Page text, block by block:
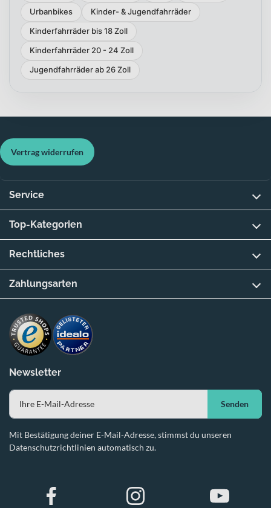
Urbanbikes
Kinder- & Jugendfahrräder
Kinderfahrräder bis 18 Zoll
Kinderfahrräder 20 - 24 Zoll
Jugendfahrräder ab 26 Zoll
Newsletter
Senden
Mit Bestätigung deiner E-Mail-Adresse, stimmst du unseren
Datenschutzrichtlinien automatisch zu.
Vertrag widerrufen
Service
Top-Kategorien
Rechtliches
Zahlungsarten